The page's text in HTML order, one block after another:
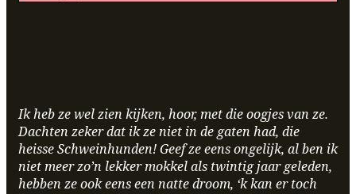
Ik heb ze wel zien kijken, hoor, met die oogjes van ze.
Dachten zeker dat ik ze niet in de gaten had, die
heisse Schweinhunden! Geef ze eens ongelijk, al ben ik
niet meer zo’n lekker mokkel als twintig jaar geleden,
hebben ze ook eens een natte droom, ‘k kan er toch